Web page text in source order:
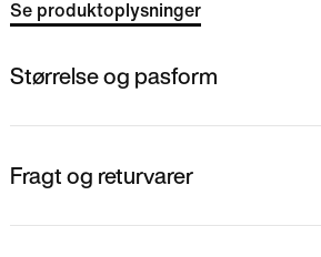
Se produktoplysninger
Størrelse og pasform
Fragt og returvarer